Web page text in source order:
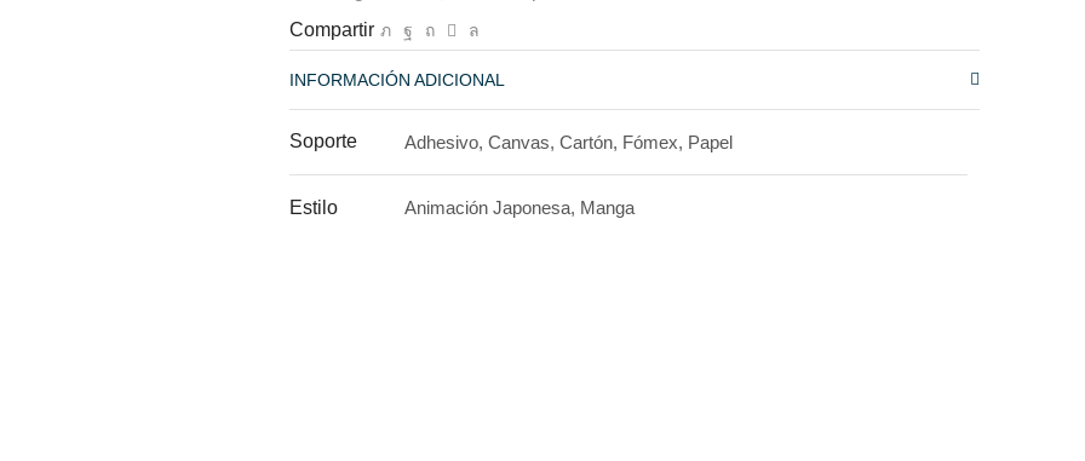
Compartir
INFORMACIÓN ADICIONAL
Soporte Adhesivo, Canvas, Cartón, Fómex, Papel
Estilo Animación Japonesa, Manga